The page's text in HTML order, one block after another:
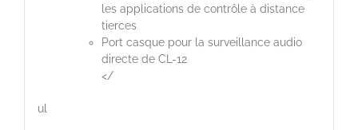
les applications de contrôle à distance
tierces
Port casque pour la surveillance audio
directe de CL-12
</
ul